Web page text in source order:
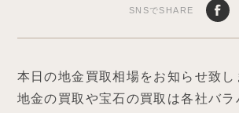
SNSでSHARE
本日の地金買取相場をお知らせ致し
地金の買取や宝石の買取は各社バラ